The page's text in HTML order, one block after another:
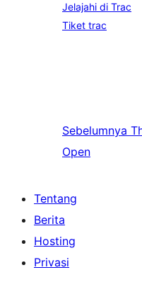
Jelajahi di Trac
Tiket trac
Sebelumnya
Open
Tentang
Berita
Hosting
Privasi